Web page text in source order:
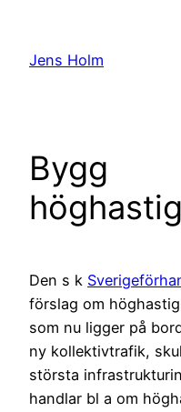
innehåll
Jens Holm
Bygg
Den s k
förslag om
som nu ligger på
ny kollektivtrafik,
största
handlar bl a om